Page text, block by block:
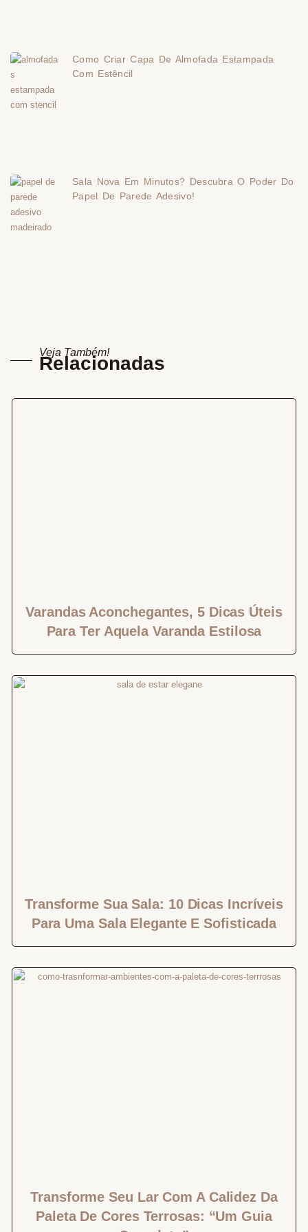
Como Criar Capa De Almofada Estampada
Com Estêncil
Sala Nova Em Minutos? Descubra O Poder Do
Papel De Parede Adesivo!
Veja Também!
Relacionadas
Varandas Aconchegantes, 5 Dicas Úteis
Para Ter Aquela Varanda Estilosa
Transforme Sua Sala: 10 Dicas Incríveis
Para Uma Sala Elegante E Sofisticada
Transforme Seu Lar Com A Calidez Da
Paleta De Cores Terrosas: “Um Guia